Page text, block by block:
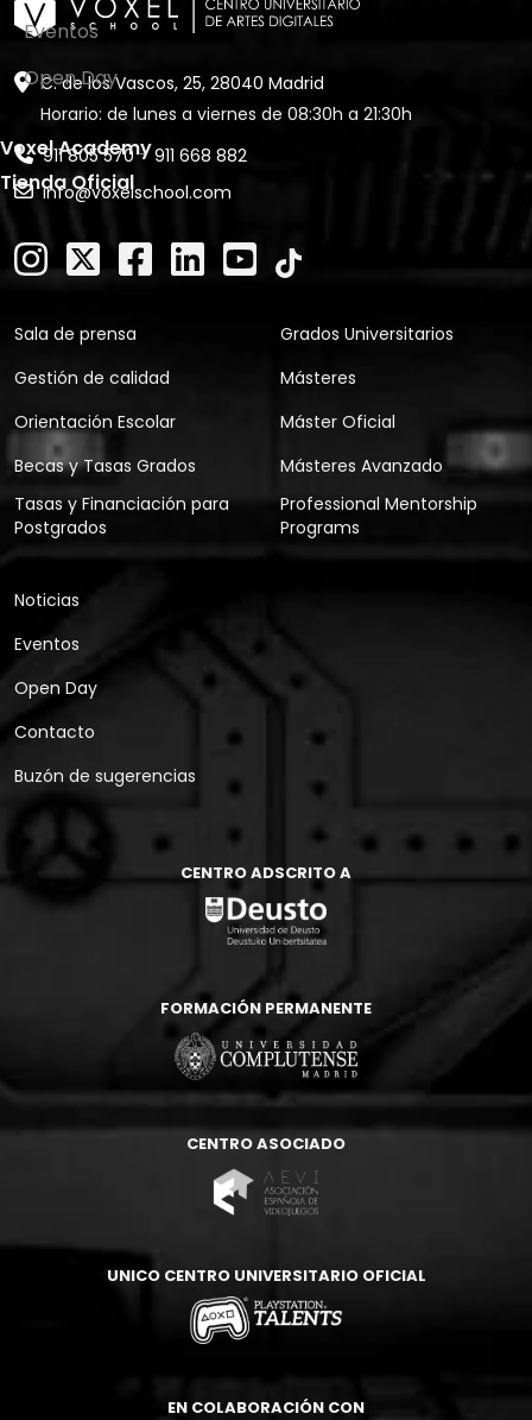
Eventos
Open Day
Voxel Academy
Tienda Oficial
C. de los Vascos, 25, 28040 Madrid
Horario: de lunes a viernes de 08:30h a 21:30h
911 805 570-911 668 882
info@voxelschool.com
Sala de prensa
Gestión de calidad
Orientación Escolar
Becas y Tasas Grados
Tasas y Financiación para
Postgrados
Grados Universitarios
Másteres
Máster Oficial
Másteres Avanzado
Professional Mentorship
Programs
Noticias
Eventos
Open Day
Contacto
Buzón de sugerencias
CENTRO ADSCRITO A
FORMACIÓN PERMANENTE
CENTRO ASOCIADO
UNICO CENTRO UNIVERSITARIO OFICIAL
EN COLABORACIÓN CON